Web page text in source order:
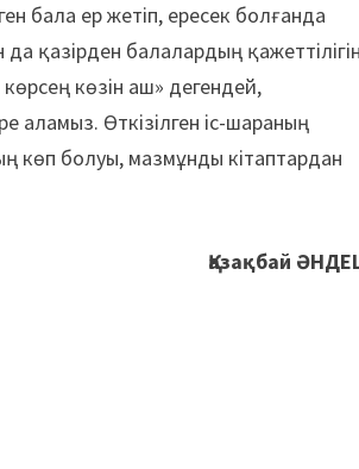
бала ер жетіп, ересек болғанда
қазірден балалардың
көзін аш» дегендей,
аламыз. Өткізілген іс-шараның
көп болуы, мазмұнды кітаптардан
Қазақбай